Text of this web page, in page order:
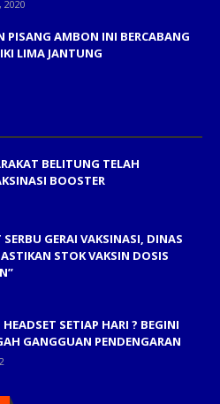
PISANG AMBON INI BERCABANG
LIMA JANTUNG
BELITUNG TELAH
BOOSTER
GERAI VAKSINASI, DINAS
STOK VAKSIN DOSIS
HEADSET SETIAP HARI ? BEGINI
GANGGUAN PENDENGARAN